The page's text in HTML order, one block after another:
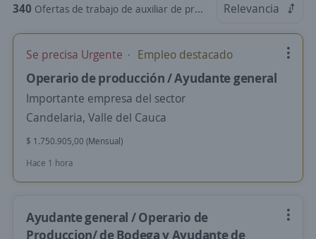
340 Ofertas de trabajo de auxiliar de produccion en Valle del Cauca Relevancia
Se precisa Urgente Empleo destacado
Operario de producción / Ayudante general
Importante empresa del sector
Candelaria, Valle del Cauca
$ 1.750.905,00 (Mensual)
Hace 1 hora
Ayudante general / Operario de
Produccion/ de Bodega y Ayudante de